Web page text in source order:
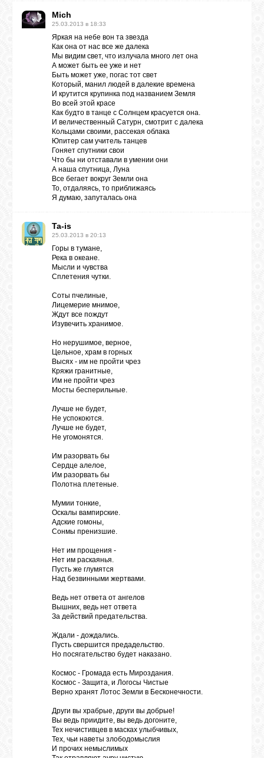
Mich
25.03.2013 в 18:33
Яркая на небе вон та звезда
Как она от нас все же далека
Мы видим свет, что излучала много лет она
А может быть ее уже и нет
Быть может уже, погас тот свет
Который, манил людей в далекие времена
И крутится крупинка под названием Земля
Во всей этой красе
Как будто в танце с Солнцем красуется она.
И величественный Сатурн, смотрит с далека
Кольцами своими, рассекая облака
Юпитер сам учитель танцев
Гоняет спутники свои
Что бы ни отставали в умении они
А наша спутница, Луна
Все бегает вокруг Земли она
То, отдаляясь, то приближаясь
Я думаю, запуталась она
Ta-is
25.03.2013 в 20:13
Горы в тумане,
Река в океане.
Мысли и чувства
Сплетения чутки.
Соты пчелиные,
Лицемерие мнимое,
Ждут все пождут
Изувечить хранимое.
Но нерушимое, верное,
Цельное, храм в горных
Высях - им не пройти чрез
Кряжи гранитные,
Им не пройти чрез
Мосты бесперильные.
Лучше не будет,
Не успокоются.
Лучше не будет,
Не угомонятся.
Им разорвать бы
Сердце алелое,
Им разорвать бы
Полотна плетеные.
Мумии тонкие,
Оскалы вампирские.
Адские гомоны,
Сонмы пренизшие.
Нет им прощения -
Нет им раскаянья.
Пусть же глумятся
Над безвинными жертвами.
Ведь нет ответа от ангелов
Вышних, ведь нет ответа
За действий предательства.
Ждали - дождались.
Пусть свершится предадельство.
Но посягательство будет наказано.
Космос - Громада есть Мироздания.
Космос - Защита, и Логосы Чистые
Верно хранят Лотос Земли в Бесконечности.
Други вы храбрые, други вы добрые!
Вы ведь приидите, вы ведь догоните,
Тех нечистивцев в масках улыбчивых,
Тех, чьи наветы злободомыслия
И прочих немыслимых